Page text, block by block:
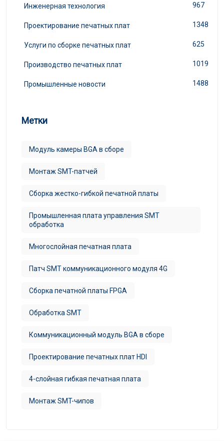
Инженерная технология 967
Проектирование печатных плат 1348
Услуги по сборке печатных плат 625
Производство печатных плат 1019
Промышленные новости 1488
Метки
Модуль камеры BGA в сборе
Монтаж SMT-патчей
Сборка жестко-гибкой печатной платы
Промышленная плата управления SMT
обработка
Многослойная печатная плата
Патч SMT коммуникационного модуля 4G
Сборка печатной платы FPGA
Обработка SMT
Коммуникационный модуль BGA в сборе
Проектирование печатных плат HDI
4-слойная гибкая печатная плата
Монтаж SMT-чипов